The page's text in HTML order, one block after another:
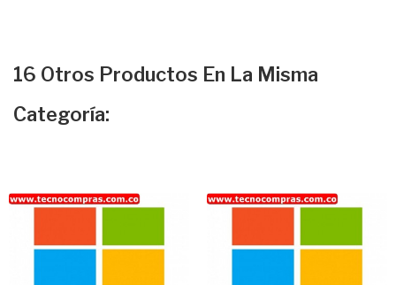
16 Otros Productos En La Misma
Categoría: